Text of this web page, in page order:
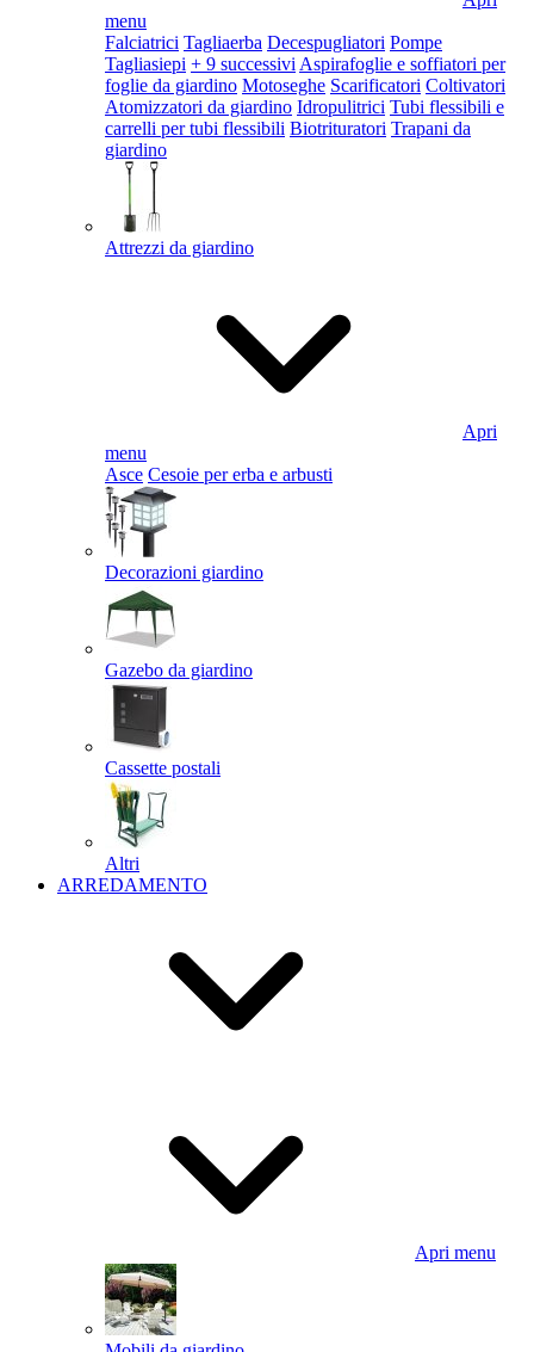
menu
Falciatrici Tagliaerba Decespugliatori Pompe
Tagliasiepi + 9 successivi Aspirafoglie e soffiatori per
foglie da giardino Motoseghe Scarificatori Coltivatori
Atomizzatori da giardino Idropulitrici Tubi flessibili e
carrelli per tubi flessibili Biotrituratori Trapani da
giardino
Attrezzi da giardino
Apri
menu
Asce Cesoie per erba e arbusti
Decorazioni giardino
Gazebo da giardino
Cassette postali
Altri
ARREDAMENTO
Apri menu